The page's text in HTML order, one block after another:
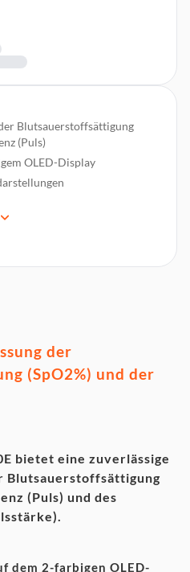
Blutsauerstoffsättigung
(Puls)
OLED-Display
Pulsfrequenz können in
werden
15 Sekunden,
der
(SpO2%) und der
bietet eine zuverlässige
Blutsauerstoffsättigung
(Puls) und des
dem 2-farbigen OLED-